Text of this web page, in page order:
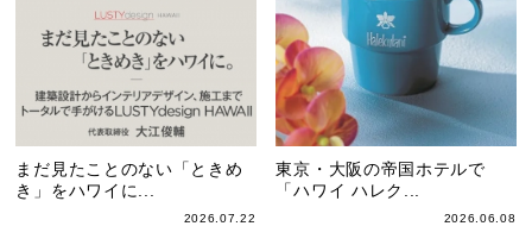
まだ見たことのない「ときめ
き」をハワイに...
2026.07.22
東京・大阪の帝国ホテルで
「ハワイ ハレク...
2026.06.08